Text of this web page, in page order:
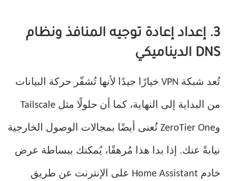
3. إعداد إعادة توجيه المنافذ ونظام
DNS الديناميكي
تُعد شبكة VPN خيارًا جيدًا لأنها تُشفّر حركة البيانات
من البداية إلى النهاية، كما أن حلولًا مثل Tailscale
وZeroTier One تُعنى أيضًا بمجالات الوصول الخارجية
نيابةً عنك. إذا بدا هذا مُرهقًا، يُمكنك ببساطة عرض
خادم Home Assistant على الإنترنت عن طريق